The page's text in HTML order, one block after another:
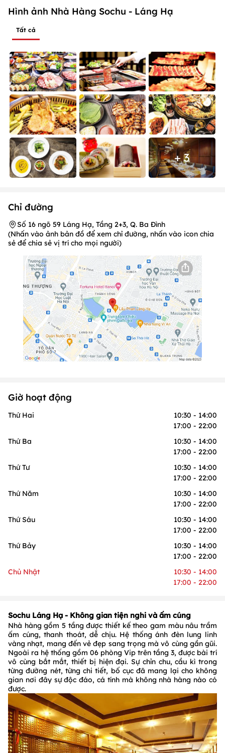
Hình ảnh Nhà Hàng Sochu - Láng Hạ
Tất cả
+ 3
Chỉ đường
Số 16 ngõ 59 Láng Hạ, Tầng 2+3, Q. Ba Đình
(Nhấn vào ảnh bản đồ để xem chỉ đường, nhấn vào icon chia
sẻ để chia sẻ vị trí cho mọi người)
Giờ hoạt động
Thứ Hai
10:30 - 14:00
17:00 - 22:00
Thứ Ba
10:30 - 14:00
17:00 - 22:00
Thứ Tư
10:30 - 14:00
17:00 - 22:00
Thứ Năm
10:30 - 14:00
17:00 - 22:00
Thứ Sáu
10:30 - 14:00
17:00 - 22:00
Thứ Bảy
10:30 - 14:00
17:00 - 22:00
Chủ Nhật
10:30 - 14:00
17:00 - 22:00
Sochu Láng Hạ - Không gian tiện nghi và ấm cúng
Nhà hàng gồm 5 tầng được thiết kế theo gam màu nâu trầm
ấm cúng, thanh thoát, dễ chịu. Hệ thống ánh đèn lung linh
vàng nhạt, mang đến vẻ đẹp sang trọng mà vô cùng gần gũi.
Ngoài ra hệ thống gồm 06 phòng Vip trên tầng 3, được bài trí
vô cùng bắt mắt, thiết bị hiện đại. Sự chỉn chu, cầu kì trong
từng đường nét, từng chi tiết, bố cục đã mang lại cho không
gian nơi đây sự độc đáo, cá tính mà không nhà hàng nào có
được.